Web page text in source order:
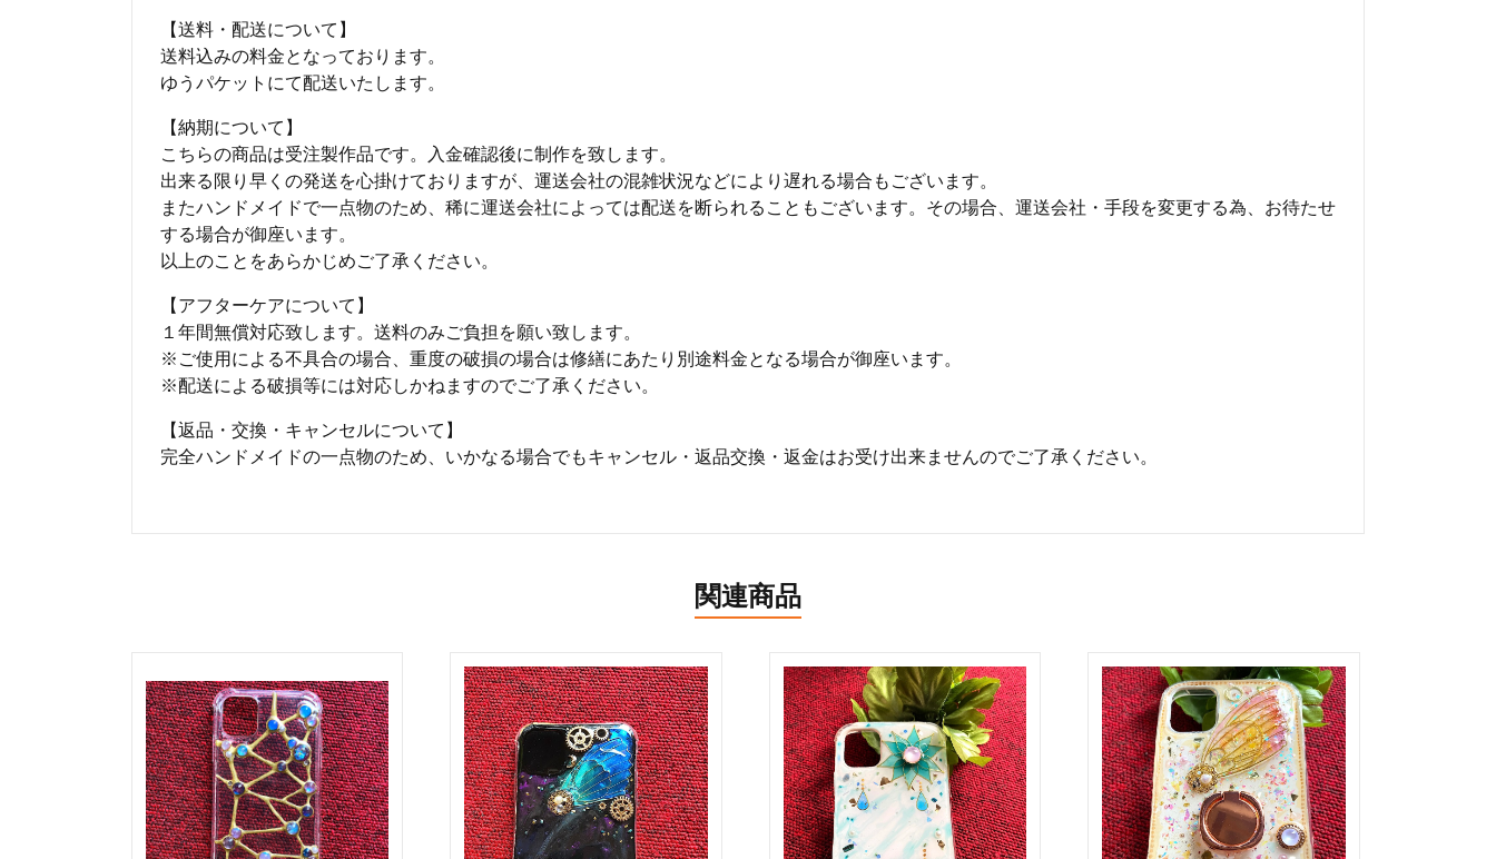
【送料・配送について】
送料込みの料金となっております。
ゆうパケットにて配送いたします。
【納期について】
こちらの商品は受注製作品です。入金確認後に制作を致します。
出来る限り早くの発送を心掛けておりますが、運送会社の混雑状況などにより遅れる場合もございます。
またハンドメイドで一点物のため、稀に運送会社によっては配送を断られることもございます。その場合、運送会社・手段を変更する為、お待たせ
する場合が御座います。
以上のことをあらかじめご了承ください。
【アフターケアについて】
１年間無償対応致します。送料のみご負担を願い致します。
※ご使用による不具合の場合、重度の破損の場合は修繕にあたり別途料金となる場合が御座います。
※配送による破損等には対応しかねますのでご了承ください。
【返品・交換・キャンセルについて】
完全ハンドメイドの一点物のため、いかなる場合でもキャンセル・返品交換・返金はお受け出来ませんのでご了承ください。
関連商品